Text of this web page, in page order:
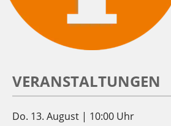
VERANSTALTUNGEN
Do. 13. August | 10:00 Uhr